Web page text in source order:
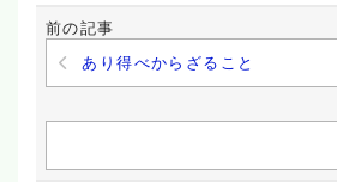
前の記事
あり得べからざること